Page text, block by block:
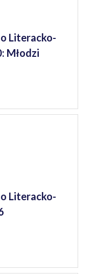
Literacko-
Młodzi
Literacko-